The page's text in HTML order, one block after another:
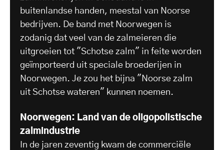
buitenlandse handen, meestal van Noorse
bedrijven. De band met Noorwegen is
zodanig dat veel van de zalmeieren die
uitgroeien tot "Schotse zalm" in feite worden
geïmporteerd uit speciale broederijen in
Noorwegen. Je zou het bijna "Noorse zalm
uit Schotse wateren" kunnen noemen.
Noorwegen: Land van de oligopolistische
zalmindustrie
In de jaren zeventig kwam de commerciële